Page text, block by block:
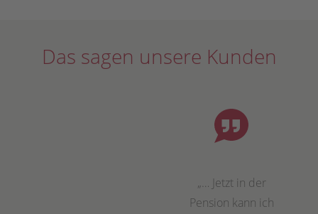
Das sagen unsere Kunden
„… Jetzt in der
Pension kann ich